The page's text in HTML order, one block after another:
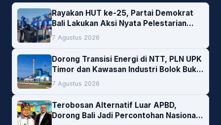
Rayakan HUT ke-25, Partai Demokrat
Bali Lakukan Aksi Nyata Pelestarian
Lingkungan
7 Agustus 2026
Dorong Transisi Energi di NTT, PLN UPK
Timor dan Kawasan Industri Bolok Buka
Peluang Investasi Woodchip untuk
Cofiring PLTU Bolok
7 Agustus 2026
Terobosan Alternatif Luar APBD,
Dorong Bali Jadi Percontohan Nasional